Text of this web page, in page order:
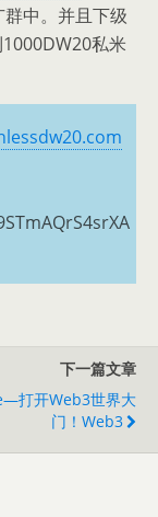
中。并且下级
私米
下一篇文章
打开web3世界大
门！web3